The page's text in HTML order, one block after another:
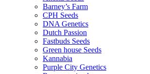
Barney’s Farm
CPH Seeds
DNA Genetics
Dutch Passion
Fastbuds Seeds
Green house Seeds
Kannabia
Purple City Genetics